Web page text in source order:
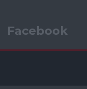
Facebook